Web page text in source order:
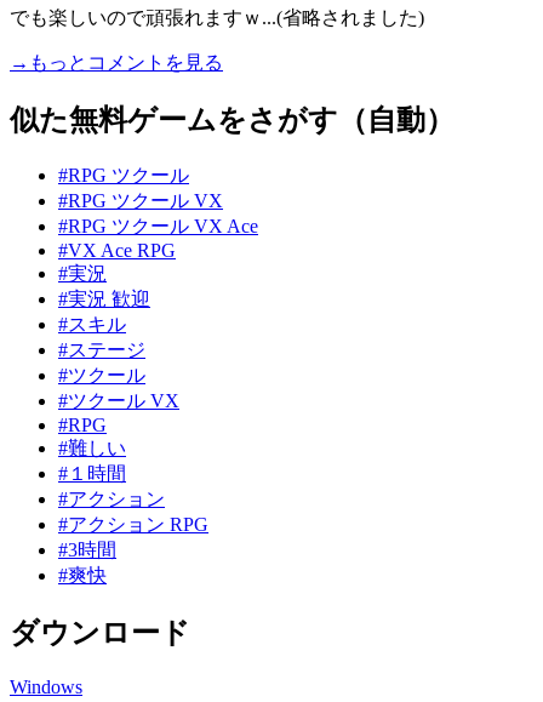
でも楽しいので頑張れますｗ...(省略されました)
→もっとコメントを見る
似た無料ゲームをさがす（自動）
#RPG ツクール
#RPG ツクール VX
#RPG ツクール VX Ace
#VX Ace RPG
#実況
#実況 歓迎
#スキル
#ステージ
#ツクール
#ツクール VX
#RPG
#難しい
#１時間
#アクション
#アクション RPG
#3時間
#爽快
ダウンロード
Windows